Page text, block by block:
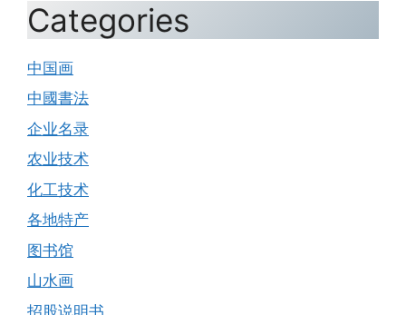
Categories
中国画
中國書法
企业名录
农业技术
化工技术
各地特产
图书馆
山水画
招股说明书